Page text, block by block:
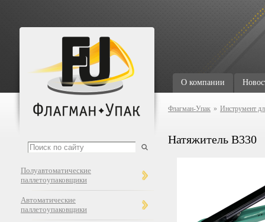
О компании
Полуавтоматические
паллетоупаковщики
Автоматические
паллетоупаковщики
Флагман-Упак » Инструмент
Натяжитель B330